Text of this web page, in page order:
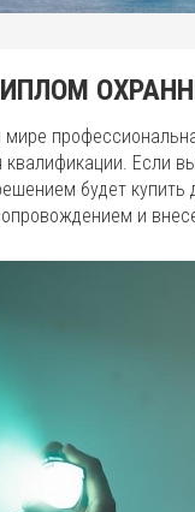
Если
будет
и